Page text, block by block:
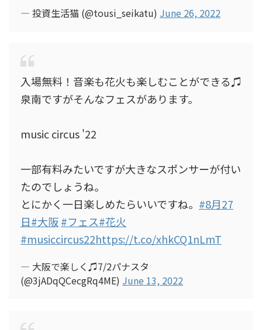
— 投資生活猫 (@tousi_seikatu) June 26, 2022
入場無料！音楽も花火も楽しむことができる♫
泉南ですがそんなフェスがあります。
music circus '22
一部有料みたいですが大きなスポンサーが付い
たのでしょうね。
とにかく一日楽しめたらいいですね。 #8月27
日#大阪#フェス#花火
#musiccircus22https://t.co/xhkCQ1nLmT
— 大阪で楽しく♫7/2パナスタ
(@3jADqQCecgRq4ME) June 13, 2022